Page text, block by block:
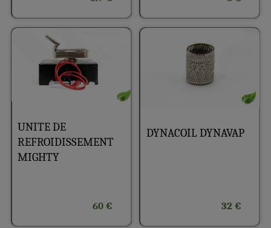
UNITE DE
REFROIDISSEMENT
MIGHTY
60 €
DYNACOIL DYNAVAP
32 €